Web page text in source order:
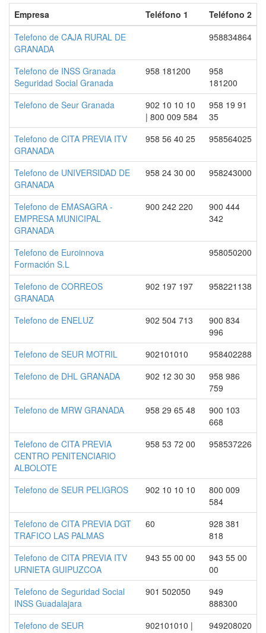
Empresa Teléfono 1
Teléfono 2
Telefono de CAJA RURAL DE
GRANADA
958834864
Telefono de INSS Granada
Seguridad Social Granada
958 181200
958
181200
Telefono de Seur Granada
902 10 10 10
| 800 009 584
958 19 91
35
Telefono de CITA PREVIA ITV
GRANADA
958 56 40 25 958564025
Telefono de UNIVERSIDAD DE
GRANADA
958 24 30 00 958243000
Telefono de EMASAGRA -
EMPRESA MUNICIPAL
GRANADA
900 242 220
900 444
342
Telefono de Euroinnova
Formación S.L
958050200
Telefono de CORREOS
GRANADA
902 197 197 958221138
Telefono de ENELUZ 902 504 713
900 834
996
Telefono de SEUR MOTRIL
902101010
958402288
Telefono de DHL GRANADA
902 12 30 30
958 986
759
Telefono de MRW GRANADA
958 29 65 48
900 103
668
Telefono de CITA PREVIA
CENTRO PENITENCIARIO
ALBOLOTE
958 53 72 00 958537226
Telefono de SEUR PELIGROS 902 10 10 10
800 009
584
Telefono de CITA PREVIA DGT
TRAFICO LAS PALMAS
60
928 381
818
Telefono de CITA PREVIA ITV
URNIETA GUIPUZCOA
943 55 00 00
943 55 00
00
Telefono de Seguridad Social
INSS Guadalajara
901 502050
949
888300
Telefono de SEUR
902101010 |
949208020